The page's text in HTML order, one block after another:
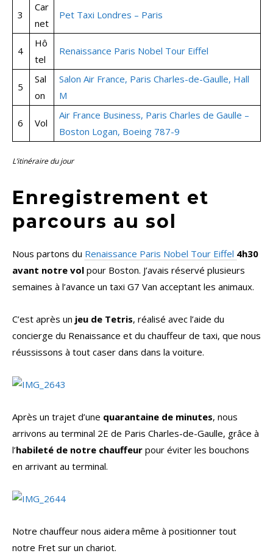
3
Car
net
Pet Taxi Londres – Paris
4
Hô
tel
Renaissance Paris Nobel Tour Eiffel
5
Sal
on
Salon Air France, Paris Charles-de-Gaulle, Hall
M
6 Vol
Air France Business, Paris Charles de Gaulle –
Boston Logan, Boeing 787-9
L’itinéraire du jour
Enregistrement et
parcours au sol
Nous partons du Renaissance Paris Nobel Tour Eiffel 4h30
avant notre vol pour Boston. J’avais réservé plusieurs
semaines à l’avance un taxi G7 Van acceptant les animaux.
C’est après un jeu de Tetris, réalisé avec l’aide du
concierge du Renaissance et du chauffeur de taxi, que nous
réussissons à tout caser dans dans la voiture.
Après un trajet d’une quarantaine de minutes, nous
arrivons au terminal 2E de Paris Charles-de-Gaulle, grâce à
l’habileté de notre chauffeur pour éviter les bouchons
en arrivant au terminal.
Notre chauffeur nous aidera même à positionner tout
notre Fret sur un chariot.